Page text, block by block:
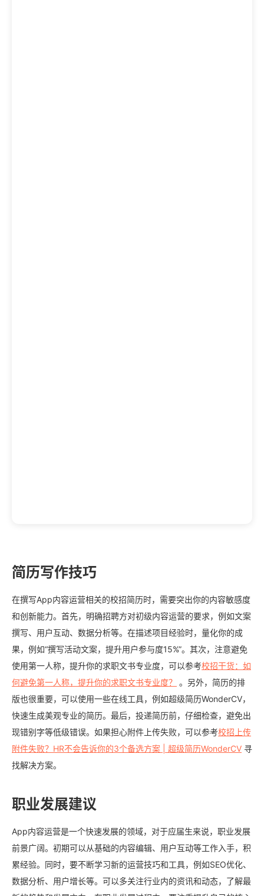
简历写作技巧
在撰写App内容运营相关的校招简历时，需要突出你的内容敏感度
和创新能力。首先，明确招聘方对初级内容运营的要求，例如文案
撰写、用户互动、数据分析等。在描述项目经验时，量化你的成
果，例如“撰写活动文案，提升用户参与度15%”。其次，注意避免
使用第一人称，提升你的求职文书专业度，可以参考校招干货：如
何避免第一人称，提升你的求职文书专业度？
。另外，简历的排
版也很重要，可以使用一些在线工具，例如超级简历WonderCV，
快速生成美观专业的简历。最后，投递简历前，仔细检查，避免出
现错别字等低级错误。如果担心附件上传失败，可以参考校招上传
附件失败？HR不会告诉你的3个备选方案 | 超级简历WonderCV 寻
找解决方案。
职业发展建议
App内容运营是一个快速发展的领域，对于应届生来说，职业发展
前景广阔。初期可以从基础的内容编辑、用户互动等工作入手，积
累经验。同时，要不断学习新的运营技巧和工具，例如SEO优化、
数据分析、用户增长等。可以多关注行业内的资讯和动态，了解最